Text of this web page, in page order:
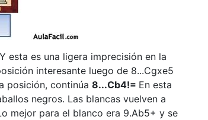
Y esta es una ligera imprecisión en la
interesante luego de 8...Cgxe5
posición, continúa 8...Cb4!= En esta
negros. Las blancas vuelven a
mejor para el blanco era 9.Ab5+ y se